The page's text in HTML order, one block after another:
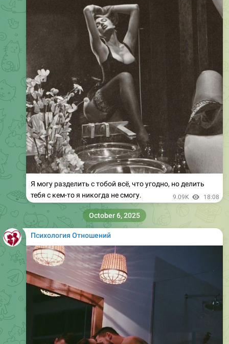
Я могу разделить с тобой всё, что угодно, но делить
тебя с кем-то я никогда не смогу.
9.09K 18:08
Психология Отношений
October 6, 2025